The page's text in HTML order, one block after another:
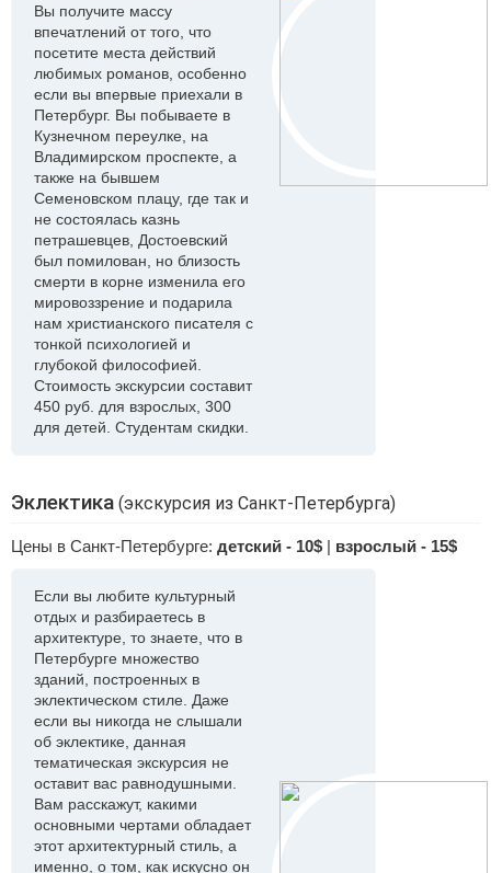
Вы получите массу
впечатлений от того, что
посетите места действий
любимых романов, особенно
если вы впервые приехали в
Петербург. Вы побываете в
Кузнечном переулке, на
Владимирском проспекте, а
также на бывшем
Семеновском плацу, где так и
не состоялась казнь
петрашевцев, Достоевский
был помилован, но близость
смерти в корне изменила его
мировоззрение и подарила
нам христианского писателя с
тонкой психологией и
глубокой философией.
Стоимость экскурсии составит
450 руб. для взрослых, 300
для детей. Студентам скидки.
Эклектика (экскурсия из Санкт-Петербурга)
Цены в Санкт-Петербурге: детский - 10$ | взрослый - 15$
Если вы любите культурный
отдых и разбираетесь в
архитектуре, то знаете, что в
Петербурге множество
зданий, построенных в
эклектическом стиле. Даже
если вы никогда не слышали
об эклектике, данная
тематическая экскурсия не
оставит вас равнодушными.
Вам расскажут, какими
основными чертами обладает
этот архитектурный стиль, а
именно, о том, как искусно он